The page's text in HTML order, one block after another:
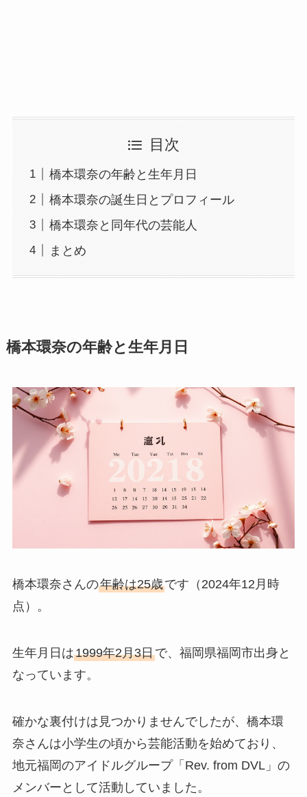
目次
橋本環奈の年齢と生年月日
橋本環奈の誕生日とプロフィール
橋本環奈と同年代の芸能人
まとめ
橋本環奈の年齢と生年月日
橋本環奈さんの年齢は25歳です（2024年12月時
点）。
生年月日は1999年2月3日で、福岡県福岡市出身と
なっています。
確かな裏付けは見つかりませんでしたが、橋本環
奈さんは小学生の頃から芸能活動を始めており、
地元福岡のアイドルグループ「Rev. from DVL」の
メンバーとして活動していました。